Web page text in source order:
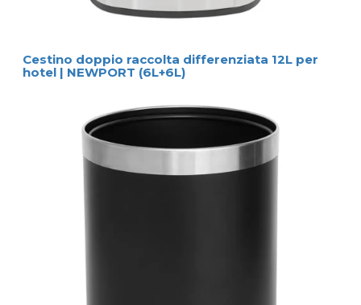
Cestino doppio raccolta differenziata 12L per
hotel | NEWPORT (6L+6L)